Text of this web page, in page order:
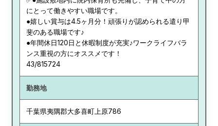
にとって働きやすい職場です。
●嬉しい賞与は4.5ヶ月分！頑張りが認められる遣り甲
斐のある職場です♪
●年間休日120日と休暇制度が充実♪ワークライフバラ
ンス重視の方にオススメです！
43/815724
勤務地
千葉県夷隅郡大多喜町上原786